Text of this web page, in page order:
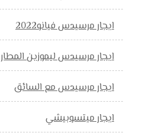
ايجار مرسيدس فيانو2022
ايجار مرسيدس ليموزين المطار
ايجار مرسيدس مع السائق
ايجار ميتسوبيشي